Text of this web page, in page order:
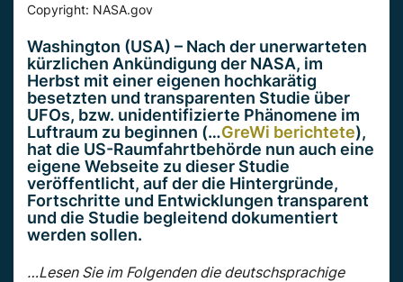
Copyright: NASA.gov
Washington (USA) – Nach der unerwarteten
kürzlichen Ankündigung der NASA, im
Herbst mit einer eigenen hochkarätig
besetzten und transparenten Studie über
UFOs, bzw. unidentifizierte Phänomene im
Luftraum zu beginnen (…GreWi berichtete),
hat die US-Raumfahrtbehörde nun auch eine
eigene Webseite zu dieser Studie
veröffentlicht, auf der die Hintergründe,
Fortschritte und Entwicklungen transparent
und die Studie begleitend dokumentiert
werden sollen.
…Lesen Sie im Folgenden die deutschsprachige